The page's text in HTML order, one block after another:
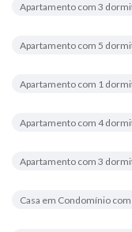
Apartamento com 3
Apartamento com 5
Apartamento com 1
Apartamento com 4
Apartamento com 3
Casa em Condomínio